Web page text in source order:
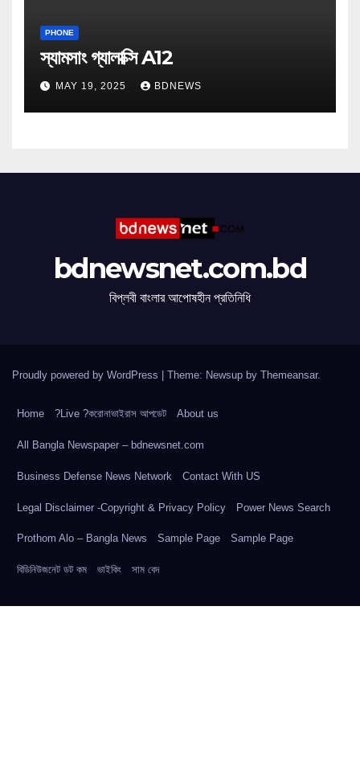
PHONE
স্যামসাং গ্যালাক্সি A12
MAY 19, 2025 BDNEWS
bdnewsnet.com.bd
বিপ্লবী বাংলার আপোষহীন প্রতিনিধি
Proudly powered by WordPress Theme: Newsup by Themeansar.
Home ?Live ?করোনাভাইরাস আপডেট About us
All Bangla Newspaper – bdnewsnet.com
Business Defense News Network Contact With US
Legal Disclaimer -Copyright & Privacy Policy Power News Search
Prothom Alo – Bangla News Sample Page Sample Page
বিডিনিউজনেট ডট কম ভাইকিং সাম বেদ